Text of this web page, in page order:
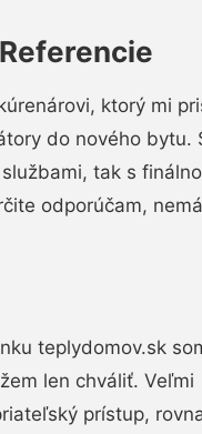
Referencie
ktorý mi
do nového bytu.
tak s
odporúčam,
teplydomov.sk
len chváliť. Veľmi
prístup,